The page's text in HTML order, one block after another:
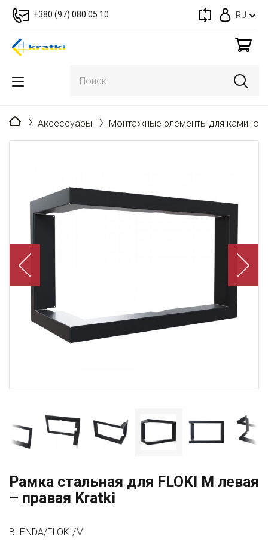
+380 (97) 080 05 10 RU
Главная
Аксессуары Монтажные элементы для каминов
Рамка стальная для FLOKI M левая
– правая Kratki
BLENDA/FLOKI/M